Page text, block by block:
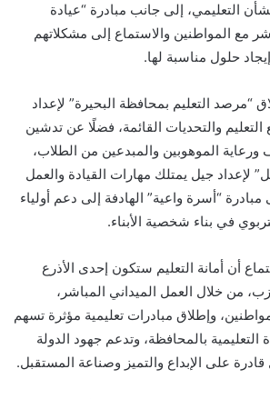
التعليمي، إلى جانب مبادرة “عيادة
مع المواطنين والاستماع إلى مشكلاتهم
حلول مناسبة لها.
التعليم بمحافظة البحيرة” لإعداد
التعليم والتحديات القائمة، فضلًا عن تدشين
ورعاية الموهوبين والمبدعين من الطلاب،
لإعداد جيل يمتلك مهارات القيادة والعمل
“أسرة واعية” الهادفة إلى دعم أولياء
في بناء شخصية الأبناء.
أن أمانة التعليم ستكون إحدى الأذرع
من خلال العمل الميداني المباشر،
وإطلاق مبادرات تعليمية مؤثرة تسهم
بالمحافظة، وتدعم جهود الدولة
على الإبداع والتميز وصناعة المستقبل.